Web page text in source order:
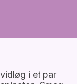
i et par